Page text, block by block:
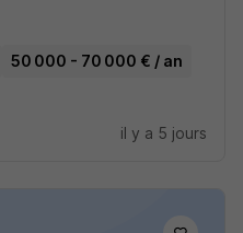
50 000 - 70 000 € / an
il y a 5 jours